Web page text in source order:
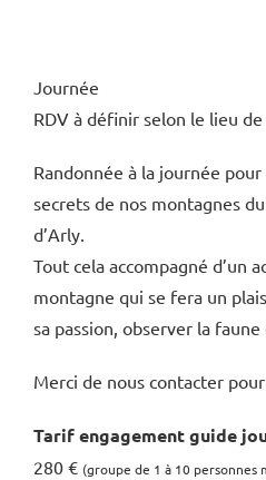
Journée
RDV à définir selon le lieu
Randonnée à la journée
secrets de nos montagnes
d’Arly.
Tout cela accompagné d’un
montagne qui se fera un
sa passion, observer la
Merci de nous contacter
Tarif engagement guide
280 € (groupe de 1 à 10 personnes